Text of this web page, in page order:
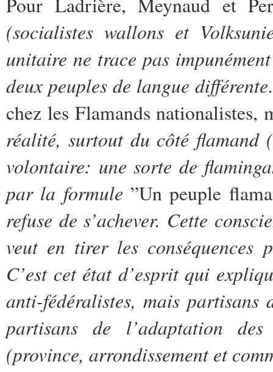
(socialistes wallons et
unitaire ne trace pas
deux peuples de langue
chez les Flamands nationalistes,
réalité, surtout du côté
volontaire: une sorte de
par la formule ”Un peuple
refuse de s’achever. Cette
veut en tirer les conséquences
C’est cet état d’esprit qui
anti-fédéralistes, mais
partisans de l’adaptation
(province, arrondissement et